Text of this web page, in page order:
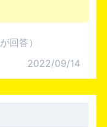
が回答）
2022/09/14